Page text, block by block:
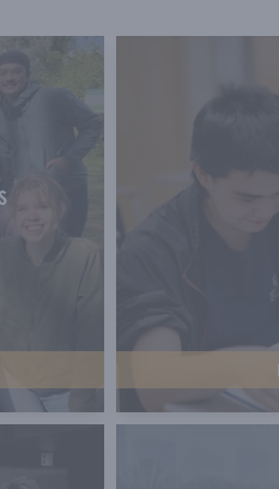
linguistique
Nos